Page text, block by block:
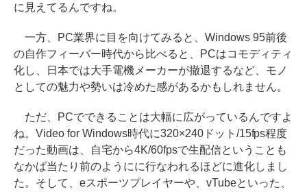
に見えてるんですね。
一方、PC業界に目を向けてみると、Windows 95前後
の自作フィーバー時代から比べると、PCはコモディティ
化し、日本では大手電機メーカーが撤退するなど、モノ
としての魅力や勢いは冷めた感があるかもしれません。
ただ、PCでできることは大幅に広がっているんですよ
ね。Video for Windows時代に320×240ドット/15fps程度
だった動画は、自宅から4K/60fpsで生配信ということも
なかば当たり前のようにに行なわれるほどに進化しまし
た。そして、eスポーツプレイヤーや、vTubeといった、